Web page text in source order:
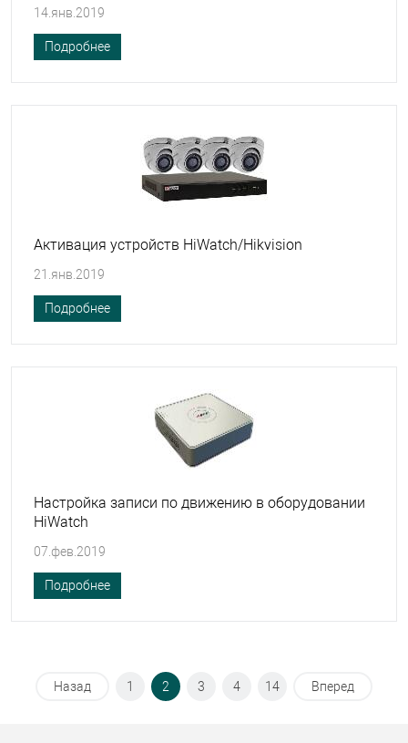
14.янв.2019
Подробнее
Активация устройств HiWatch/Hikvision
21.янв.2019
Подробнее
Настройка записи по движению в оборудовании
HiWatch
07.фев.2019
Подробнее
Назад 1 2 3 4 14 Вперед